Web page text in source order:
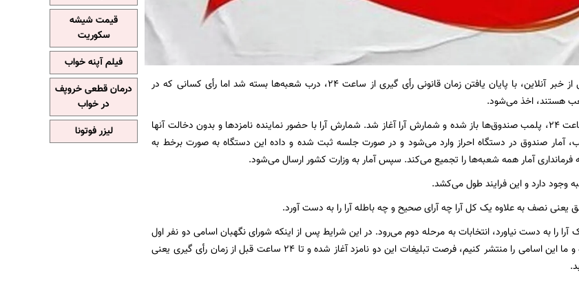
به نقل از خبر آنلاین، با پایان یافتن زمان قانونی رأی گیری از ساعت ۲۴، درب شعبه‌ها بسته شد اما رأی کسانی که در
هستند، اخذ می‌شود.
بنا به روایت مهر، پس از ساعت ۲۴، پلمب صندوق‌ها باز شده و شمارش آرا آغاز شد. شمارش آرا با حضور نماینده نامزدها و بدون دخالت آنها
آمار صندوق در دستگاه احراز وارد می‌شود و در صورت جلسه ثبت شده و داده این دستگاه به صورت برخط به
فرمانداری آمار همه شعبه‌ها را تجمیع می‌کند. سپس آمار به وزارت کشور ارسال می‌شود.
یعنی نصف به علاوه یک کل آرا چه آرای صحیح و چه باطله آرا را به دست آورد.
آرا را به دست نیاورد، انتخابات به مرحله دوم می‌رود. در این شرایط پس از اینکه شورای نگهبان اسامی دو نفر اول
را به وزارت کشور اعلام کرده و ما این اسامی را منتشر کنیم، فرصت تبلیغات این دو نامزد آغاز شده و تا ۲۴ ساعت قبل از زمان رأی گیری یعنی
قیمت شیشه
سکوریت
فیلم آپنه خواب
درمان قطعی خروپف
در خواب
لیزر فوتونا